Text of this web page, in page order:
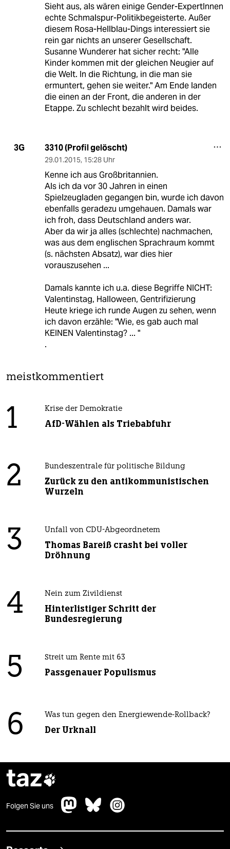
Sieht aus, als wären einige Gender-ExpertInnen
echte Schmalspur-Politikbegeisterte. Außer
diesem Rosa-Hellblau-Dings interessiert sie
rein gar nichts an unserer Gesellschaft.
Susanne Wunderer hat sicher recht: "Alle
Kinder kommen mit der gleichen Neugier auf
die Welt. In die Richtung, in die man sie
ermuntert, gehen sie weiter." Am Ende landen
die einen an der Front, die anderen in der
Etappe. Zu schlecht bezahlt wird beides.
3G 3310 (Profil gelöscht)
29.01.2015, 15:28 Uhr
Kenne ich aus Großbritannien.
Als ich da vor 30 Jahren in einen
Spielzeugladen gegangen bin, wurde ich davon
ebenfalls geradezu umgehauen. Damals war
ich froh, dass Deutschland anders war.
Aber da wir ja alles (schlechte) nachmachen,
was aus dem englischen Sprachraum kommt
(s. nächsten Absatz), war dies hier
vorauszusehen ...
Damals kannte ich u.a. diese Begriffe NICHT:
Valentinstag, Halloween, Gentrifizierung
Heute kriege ich runde Augen zu sehen, wenn
ich davon erzähle: "Wie, es gab auch mal
KEINEN Valentinstag? ... "
.
meistkommentiert
1 Krise der Demokratie
AfD-Wählen als Triebabfuhr
2 Bundeszentrale für politische Bildung
Zurück zu den antikommunistischen
Wurzeln
3 Unfall von CDU-Abgeordnetem
Thomas Bareiß crasht bei voller
Dröhnung
4 Nein zum Zivildienst
Hinterlistiger Schritt der
Bundesregierung
5 Streit um Rente mit 63
Passgenauer Populismus
6 Was tun gegen den Energiewende-Rollback?
Der Urknall
taz
Folgen Sie uns